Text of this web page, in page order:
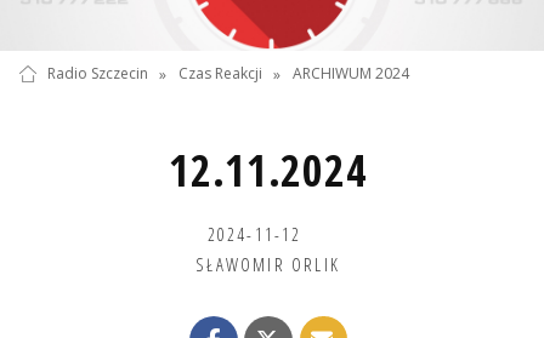
Radio Szczecin » Czas Reakcji » ARCHIWUM 2024
12.11.2024
2024-11-12
SŁAWOMIR ORLIK